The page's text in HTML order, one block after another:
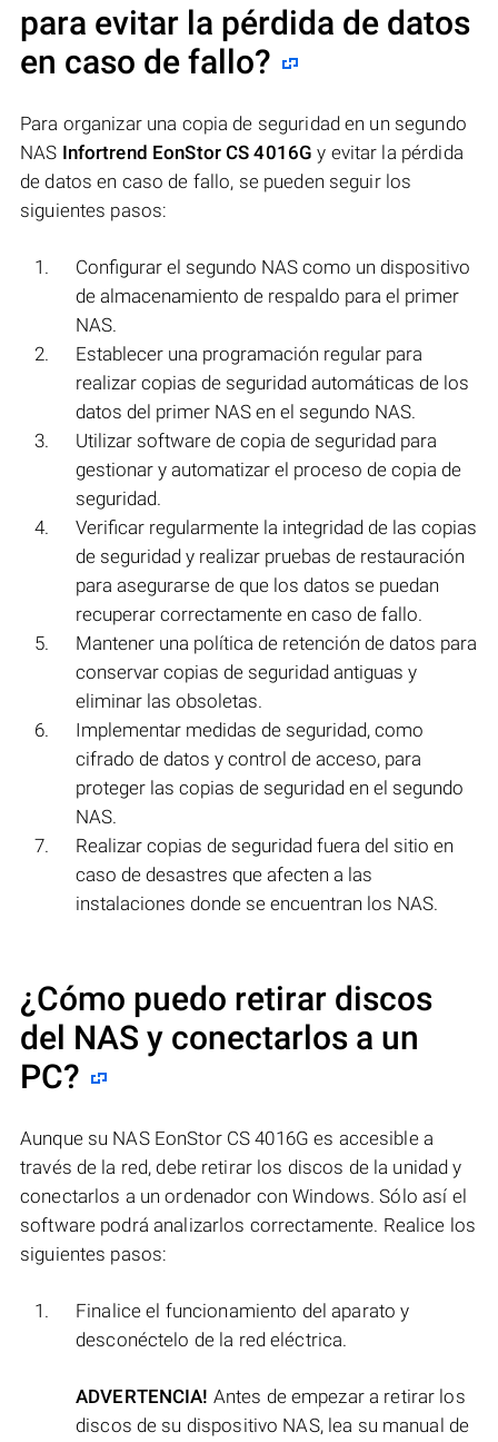
para evitar la pérdida de datos
en caso de fallo?
Para organizar una copia de seguridad en un segundo
NAS Infortrend EonStor CS 4016G y evitar la pérdida
de datos en caso de fallo, se pueden seguir los
siguientes pasos:
Configurar el segundo NAS como un dispositivo
de almacenamiento de respaldo para el primer
NAS.
Establecer una programación regular para
realizar copias de seguridad automáticas de los
datos del primer NAS en el segundo NAS.
Utilizar software de copia de seguridad para
gestionar y automatizar el proceso de copia de
seguridad.
Verificar regularmente la integridad de las copias
de seguridad y realizar pruebas de restauración
para asegurarse de que los datos se puedan
recuperar correctamente en caso de fallo.
Mantener una política de retención de datos para
conservar copias de seguridad antiguas y
eliminar las obsoletas.
Implementar medidas de seguridad, como
cifrado de datos y control de acceso, para
proteger las copias de seguridad en el segundo
NAS.
Realizar copias de seguridad fuera del sitio en
caso de desastres que afecten a las
instalaciones donde se encuentran los NAS.
¿Cómo puedo retirar discos
del NAS y conectarlos a un
PC?
Aunque su NAS EonStor CS 4016G es accesible a
través de la red, debe retirar los discos de la unidad y
conectarlos a un ordenador con Windows. Sólo así el
software podrá analizarlos correctamente. Realice los
siguientes pasos:
Finalice el funcionamiento del aparato y
desconéctelo de la red eléctrica.
ADVERTENCIA! Antes de empezar a retirar los
discos de su dispositivo NAS, lea su manual de